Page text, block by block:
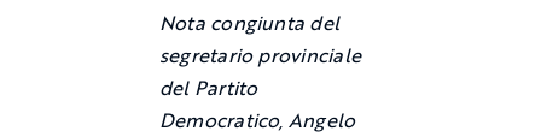
Nota congiunta del
segretario provinciale
del Partito
Democratico, Angelo